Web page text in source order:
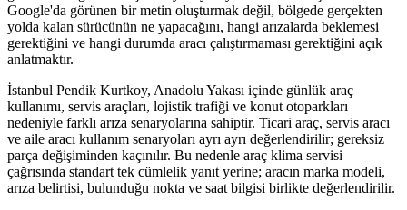
Google'da görünen bir metin oluşturmak değil, bölgede gerçekten
yolda kalan sürücünün ne yapacağını, hangi arızalarda beklemesi
gerektiğini ve hangi durumda aracı çalıştırmaması gerektiğini açık
anlatmaktır.
İstanbul Pendik Kurtkoy, Anadolu Yakası içinde günlük araç
kullanımı, servis araçları, lojistik trafiği ve konut otoparkları
nedeniyle farklı arıza senaryolarına sahiptir. Ticari araç, servis aracı
ve aile aracı kullanım senaryoları ayrı ayrı değerlendirilir; gereksiz
parça değişiminden kaçınılır. Bu nedenle araç klima servisi
çağrısında standart tek cümlelik yanıt yerine; aracın marka modeli,
arıza belirtisi, bulunduğu nokta ve saat bilgisi birlikte değerlendirilir.